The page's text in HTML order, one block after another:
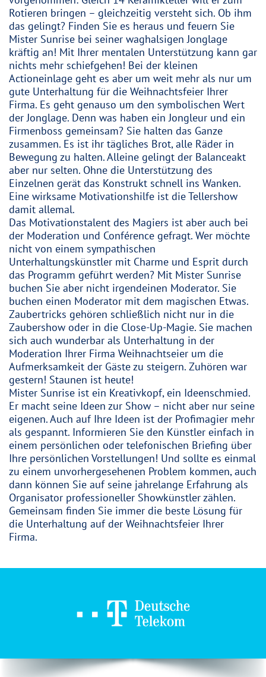
Rotieren bringen – gleichzeitig versteht sich. Ob ihm
das gelingt? Finden Sie es heraus und feuern Sie
Mister Sunrise bei seiner waghalsigen Jonglage
kräftig an! Mit Ihrer mentalen Unterstützung kann gar
nichts mehr schiefgehen! Bei der kleinen
Actioneinlage geht es aber um weit mehr als nur um
gute Unterhaltung für die Weihnachtsfeier Ihrer
Firma. Es geht genauso um den symbolischen Wert
der Jonglage. Denn was haben ein Jongleur und ein
Firmenboss gemeinsam? Sie halten das Ganze
zusammen. Es ist ihr tägliches Brot, alle Räder in
Bewegung zu halten. Alleine gelingt der Balanceakt
aber nur selten. Ohne die Unterstützung des
Einzelnen gerät das Konstrukt schnell ins Wanken.
Eine wirksame Motivationshilfe ist die Tellershow
damit allemal.
Das Motivationstalent des Magiers ist aber auch bei
der Moderation und Conférence gefragt. Wer möchte
nicht von einem sympathischen
Unterhaltungskünstler mit Charme und Esprit durch
das Programm geführt werden? Mit Mister Sunrise
buchen Sie aber nicht irgendeinen Moderator. Sie
buchen einen Moderator mit dem magischen Etwas.
Zaubertricks gehören schließlich nicht nur in die
Zaubershow oder in die Close-Up-Magie. Sie machen
sich auch wunderbar als Unterhaltung in der
Moderation Ihrer Firma Weihnachtseier um die
Aufmerksamkeit der Gäste zu steigern. Zuhören war
gestern! Staunen ist heute!
Mister Sunrise ist ein Kreativkopf, ein Ideenschmied.
Er macht seine Ideen zur Show – nicht aber nur seine
eigenen. Auch auf Ihre Ideen ist der Profimagier mehr
als gespannt. Informieren Sie den Künstler einfach in
einem persönlichen oder telefonischen Briefing über
Ihre persönlichen Vorstellungen! Und sollte es einmal
zu einem unvorhergesehenen Problem kommen, auch
dann können Sie auf seine jahrelange Erfahrung als
Organisator professioneller Showkünstler zählen.
Gemeinsam finden Sie immer die beste Lösung für
die Unterhaltung auf der Weihnachtsfeier Ihrer
Firma.